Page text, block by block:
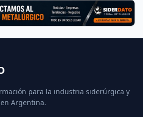
para la industria siderúrgica y
Argentina.